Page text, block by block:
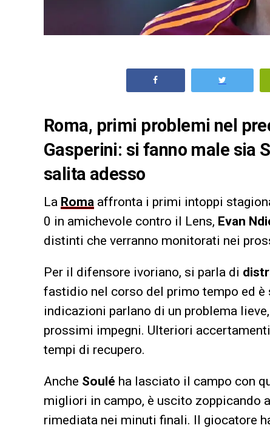
Roma, primi problemi nel
Gasperini: si fanno male sia
salita adesso
La Roma affronta i primi intoppi
0 in amichevole contro il Lens, Evan
distinti che verranno monitorati nei
Per il difensore ivoriano, si parla di
fastidio nel corso del primo tempo ed
indicazioni parlano di un problema
prossimi impegni. Ulteriori
tempi di recupero.
Anche Soulé ha lasciato il campo con
migliori in campo, è uscito zoppicando
rimediata nei minuti finali. Il giocatore